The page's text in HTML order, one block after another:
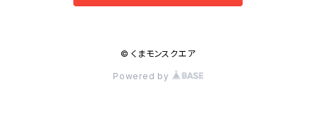
© くまモンスクエア
Powered by